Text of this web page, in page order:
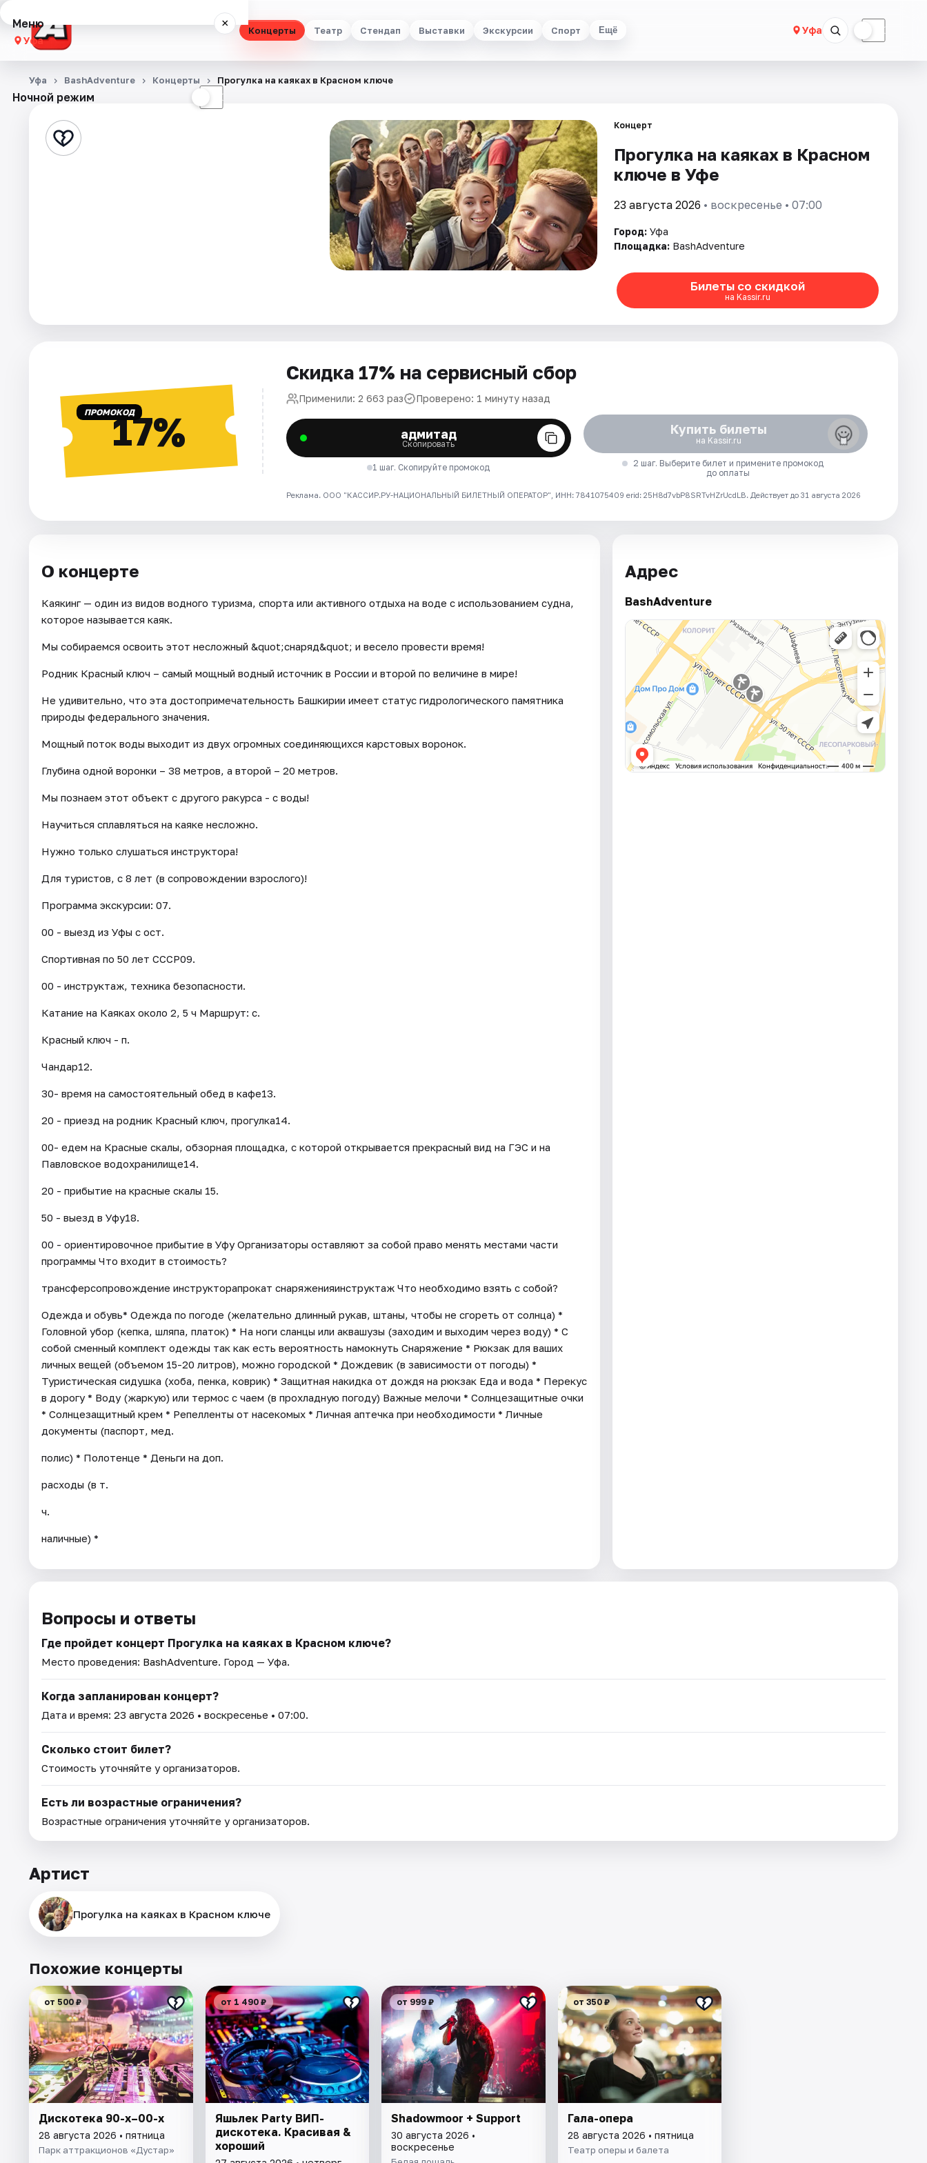
Концерты Театр Стендап Выставки Экскурсии Спорт Ещё Уфа ☾
Меню ×
Уфа
Концерты
Стендап
Рейтинги
Ночной режим ☾
Уфа BashAdventure Концерты Прогулка на каяках в Красном ключе
Концерт
Прогулка на каяках в Красном
ключе в Уфе
23 августа 2026 • воскресенье • 07:00
Город: Уфа
Площадка: BashAdventure
Билеты со скидкой
на Kassir.ru
ПРОМОКОД17%
Скидка 17% на сервисный сбор
Применили: 2 663 раз Проверено: 1 минуту назад
адмитад
Скопировать
1 шаг. Скопируйте промокод
Купить билеты
на Kassir.ru
2 шаг. Выберите билет и примените промокод
до оплаты
Реклама. ООО "КАССИР.РУ-НАЦИОНАЛЬНЫЙ БИЛЕТНЫЙ ОПЕРАТОР", ИНН: 7841075409 erid: 25H8d7vbP8SRTvHZrUcdLB. Действует до 31 августа 2026
О концерте
Каякинг — один из видов водного туризма, спорта или активного отдыха на воде с использованием судна,
которое называется каяк.
Мы собираемся освоить этот несложный &quot;снаряд&quot; и весело провести время!
Родник Красный ключ – самый мощный водный источник в России и второй по величине в мире!
Не удивительно, что эта достопримечательность Башкирии имеет статус гидрологического памятника
природы федерального значения.
Мощный поток воды выходит из двух огромных соединяющихся карстовых воронок.
Глубина одной воронки – 38 метров, а второй – 20 метров.
Мы познаем этот объект с другого ракурса - с воды!
Научиться сплавляться на каяке несложно.
Нужно только слушаться инструктора!
Для туристов, с 8 лет (в сопровождении взрослого)!
Программа экскурсии: 07.
00 - выезд из Уфы с ост.
Спортивная по 50 лет СССР09.
00 - инструктаж, техника безопасности.
Катание на Каяках около 2, 5 ч Маршрут: с.
Красный ключ - п.
Чандар12.
30- время на самостоятельный обед в кафе13.
20 - приезд на родник Красный ключ, прогулка14.
00- едем на Красные скалы, обзорная площадка, с которой открывается прекрасный вид на ГЭС и на
Павловское водохранилище14.
20 - прибытие на красные скалы 15.
50 - выезд в Уфу18.
00 - ориентировочное прибытие в Уфу Организаторы оставляют за собой право менять местами части
программы Что входит в стоимость?
трансферсопровождение инструкторапрокат снаряженияинструктаж Что необходимо взять с собой?
Одежда и обувь* Одежда по погоде (желательно длинный рукав, штаны, чтобы не сгореть от солнца) *
Головной убор (кепка, шляпа, платок) * На ноги сланцы или аквашузы (заходим и выходим через воду) * С
собой сменный комплект одежды так как есть вероятность намокнуть Снаряжение * Рюкзак для ваших
личных вещей (объемом 15-20 литров), можно городской * Дождевик (в зависимости от погоды) *
Туристическая сидушка (хоба, пенка, коврик) * Защитная накидка от дождя на рюкзак Еда и вода * Перекус
в дорогу * Воду (жаркую) или термос с чаем (в прохладную погоду) Важные мелочи * Солнцезащитные очки
* Солнцезащитный крем * Репелленты от насекомых * Личная аптечка при необходимости * Личные
документы (паспорт, мед.
полис) * Полотенце * Деньги на доп.
расходы (в т.
ч.
наличные) *
Адрес
BashAdventure
Вопросы и ответы
Где пройдет концерт Прогулка на каяках в Красном ключе?
Место проведения: BashAdventure. Город — Уфа.
Когда запланирован концерт?
Дата и время: 23 августа 2026 • воскресенье • 07:00.
Сколько стоит билет?
Стоимость уточняйте у организаторов.
Есть ли возрастные ограничения?
Возрастные ограничения уточняйте у организаторов.
Артист
Прогулка на каяках в Красном ключе
Похожие концерты
от 500 ₽
Дискотека 90-х–00-х
28 августа 2026 • пятница
Парк аттракционов «Дустар»
от 1 490 ₽
Яшьлек Party ВИП-
дискотека. Красивая &
хороший
от 999 ₽
Shadowmoor + Support
30 августа 2026 •
воскресенье
от 350 ₽
Гала-опера
28 августа 2026 • пятница
Театр оперы и балета